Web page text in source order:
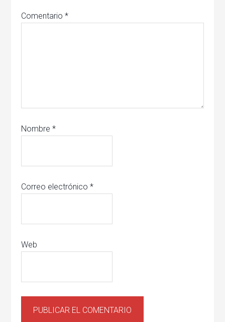
Comentario*
Nombre*
Correo electrónico*
Web